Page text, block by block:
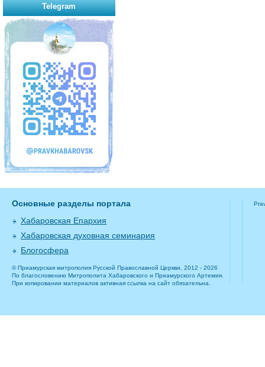
Telegram
Основные разделы портала
Хабаровская Епархия
Хабаровская духовная семинария
Блогосфера
© Приамурская митрополия Русской Православной Церкви, 2012 - 2026
По благословению Митрополита Хабаровского и Приамурского Артемия.
При копировании материалов активная ссылка на сайт обязательна.